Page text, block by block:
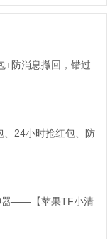
+防消息撤回，错过
、24小时抢红包、防
器——【苹果TF小清